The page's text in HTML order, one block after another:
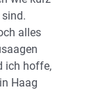
alles
ich hoffe,
Haag